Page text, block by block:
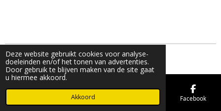
Deze website gebruikt cookies voor analyse-
doeleinden en/of het tonen van advertenties.
Door gebruik te blijven maken van de site gaat
u hiermee akkoord.
Akkoord
© 2019 - 2026 FMK STORE
Telefoonnummer Facebook